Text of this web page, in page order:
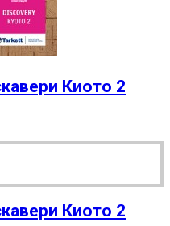
Киото 2
Киото 2